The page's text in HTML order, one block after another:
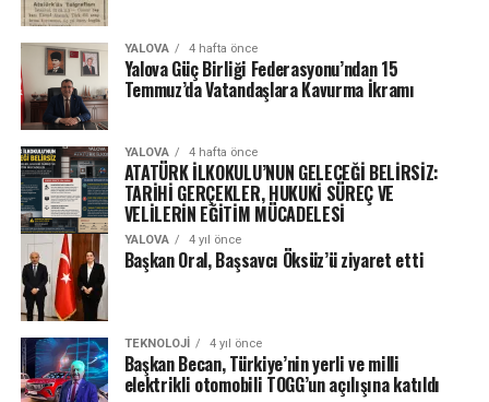
YALOVA 4 hafta önce
Yalova Güç Birliği Federasyonu’ndan 15
Temmuz’da Vatandaşlara Kavurma İkramı
YALOVA 4 hafta önce
ATATÜRK İLKOKULU’NUN GELECEĞİ BELİRSİZ:
TARİHİ GERÇEKLER, HUKUKİ SÜREÇ VE
VELİLERİN EĞİTİM MÜCADELESİ
YALOVA 4 yıl önce
Başkan Oral, Başsavcı Öksüz’ü ziyaret etti
TEKNOLOJI 4 yıl önce
Başkan Becan, Türkiye’nin yerli ve milli
elektrikli otomobili TOGG’un açılışına katıldı